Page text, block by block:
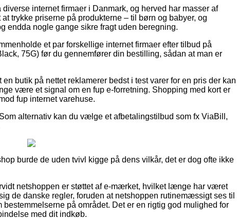
internet firmaer i Danmark, og herved har masser af
trykke priserne på produkterne – til børn og babyer, og
endda nogle gange sikre fragt uden beregning.
et par forskellige internet firmaer efter tilbud på
75G) før du gennemfører din bestilling, sådan at man er
butik på nettet reklamerer bedst i test varer for en pris der kan
være et signal om en fup e-forretning. Shopping med kort er
fup internet varehuse.
alternativ kan du vælge et afbetalingstilbud som fx ViaBill,
burde de uden tvivl kigge på dens vilkår, det er dog ofte ikke
netshoppen er støttet af e-mærket, hvilket længe har været
de danske regler, foruden at netshoppen rutinemæssigt ses til
på området. Det er en rigtig god mulighed for
med dit indkøb.